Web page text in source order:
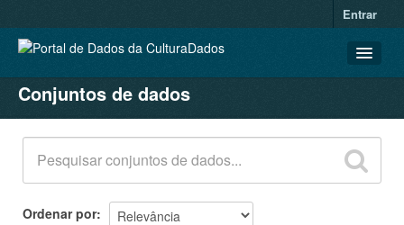
Entrar
CONJUNTOS DE DADOS
ORGANIZAÇÕES
GRUPOS
SOBRE
Conjuntos de dados
Ordenar por